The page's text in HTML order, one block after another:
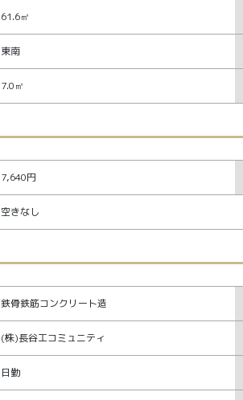
61.6㎡
東南
7.0㎡
7,640円
空きなし
鉄骨鉄筋コンクリート造
(株)長谷工コミュニティ
日勤